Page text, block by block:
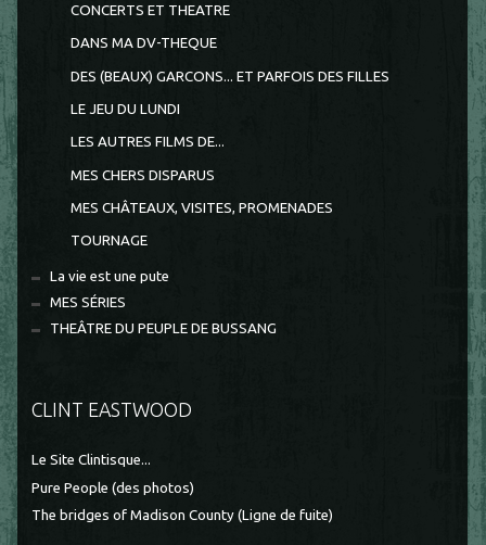
CONCERTS ET THEATRE
DANS MA DV-THEQUE
DES (BEAUX) GARCONS... ET PARFOIS DES FILLES
LE JEU DU LUNDI
LES AUTRES FILMS DE...
MES CHERS DISPARUS
MES CHÂTEAUX, VISITES, PROMENADES
TOURNAGE
La vie est une pute
MES SÉRIES
THEÂTRE DU PEUPLE DE BUSSANG
CLINT EASTWOOD
Le Site Clintisque...
Pure People (des photos)
The bridges of Madison County (Ligne de fuite)